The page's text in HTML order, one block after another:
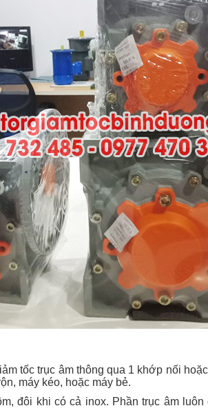
tốc trục âm thông qua 1 khớp nối
máy kéo, hoặc máy bẻ.
đôi khi có cả inox. Phần trục âm